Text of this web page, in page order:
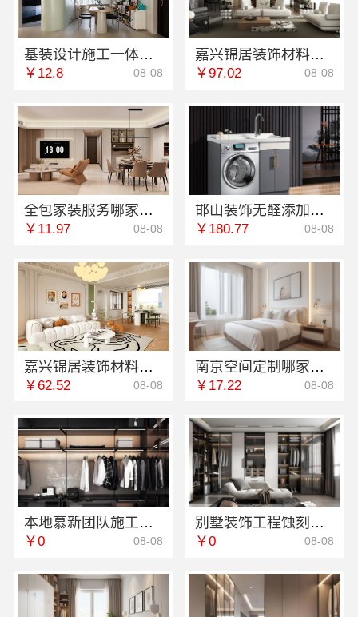
基装设计施工一体化哪家专业？无锡亿莱居装饰工程材料有限公司经验丰富
￥12.8 08-08
嘉兴锦居装饰材料有限公司：嘉兴高端装饰地址在哪
￥97.02 08-08
全包家装服务哪家专业，雅居美家佛山源头直供更省
￥11.97 08-08
邯山装饰无醛添加，邯郸至臻全宅新材料有限公司守护家人健康
￥180.77 08-08
嘉兴锦居装饰材料有限公司：南湖区小户型装饰推荐
￥62.52 08-08
南京空间定制哪家好？南京市创亿讯浦口高端口碑佳
￥17.22 08-08
本地慕新团队施工方案客厅施工流程-慕新不锈钢
￥0 08-08
别墅装饰工程蚀刻工艺多少钱：江苏东钢金属家居
￥0 08-08